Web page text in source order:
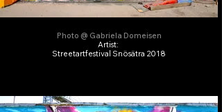
Photo @ Gabriela Domeisen
Artist:
Streetartfestival Snösätra 2018